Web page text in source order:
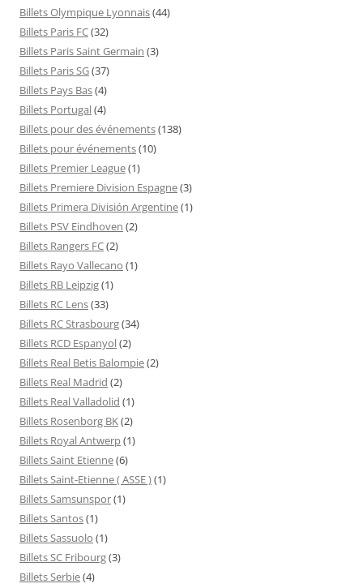
Billets Olympique Lyonnais(44)
Billets Paris FC(32)
Billets Paris Saint Germain (3)
Billets Paris SG(37)
Billets Pays Bas(4)
Billets Portugal(4)
Billets pour des événements(138)
Billets pour événements(10)
Billets Premier League(1)
Billets Premiere Division Espagne(3)
Billets Primera División Argentine(1)
Billets PSV Eindhoven (2)
Billets Rangers FC(2)
Billets Rayo Vallecano (1)
Billets RB Leipzig(1)
Billets RC Lens(33)
Billets RC Strasbourg(34)
Billets RCD Espanyol(2)
Billets Real Betis Balompie(2)
Billets Real Madrid (2)
Billets Real Valladolid (1)
Billets Rosenborg BK(2)
Billets Royal Antwerp(1)
Billets Saint Etienne(6)
Billets Saint-Etienne ( ASSE )(1)
Billets Samsunspor(1)
Billets Santos(1)
Billets Sassuolo (1)
Billets SC Fribourg(3)
Billets Serbie(4)